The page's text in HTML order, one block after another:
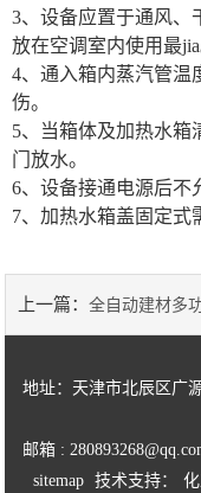
3、设备应置于通风、
放在空调室内使用最jia
4、通入箱内蒸汽管温
伤。
5、当箱体及加热水箱
门放水。
6、设备接通电源后不
7、加热水箱盖固定式
上一篇：全自动建材多
地址：天津市北辰区广
邮箱 :
sitemap
技术支持：